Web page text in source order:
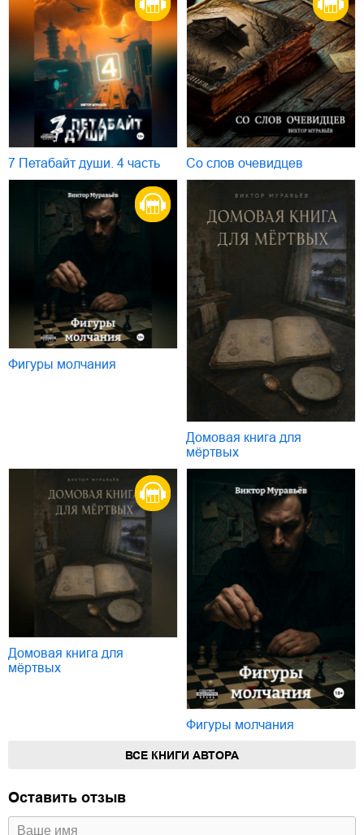
7 Петабайт души. 4 часть Со слов очевидцев
Фигуры молчания
Домовая книга для
мёртвых
Домовая книга для
мёртвых
Фигуры молчания
ВСЕ КНИГИ АВТОРА
Оставить отзыв